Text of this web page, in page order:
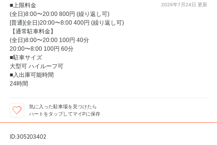
2026年7月24日 更新
■上限料金
(全日)8:00〜20:00 800円 (繰り返し可)
[普通](全日)20:00〜8:00 400円 (繰り返し可)
【通常駐車料金】
(全日)8:00〜20:00 100円 40分
20:00〜8:00 100円 60分
■駐車サイズ
大型可 ハイルーフ可
■入出庫可能時間
24時間
気に入った駐車場を見つけたら
ハートをタップしてマイPに保存
ID:305203402